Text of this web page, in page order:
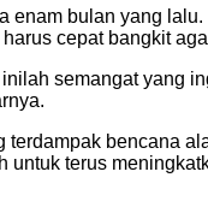
bulan yang
cepat bangkit
semangat yang
bencana
terus